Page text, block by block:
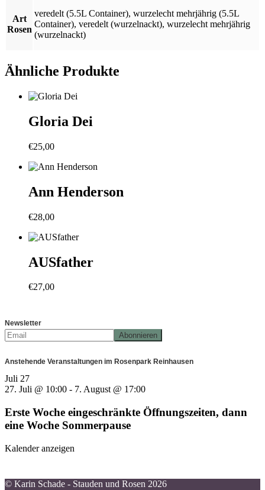
Art
Rosen
veredelt (5.5L Container), wurzelecht mehrjährig (5.5L
Container), veredelt (wurzelnackt), wurzelecht mehrjährig
(wurzelnackt)
Ähnliche Produkte
Gloria Dei
€25,00
Ann Henderson
€28,00
AUSfather
€27,00
Newsletter
Anstehende Veranstaltungen im Rosenpark Reinhausen
Juli 27
27. Juli @ 10:00 - 7. August @ 17:00
Erste Woche eingeschränkte Öffnungszeiten, dann
eine Woche Sommerpause
Kalender anzeigen
© Karin Schade - Stauden und Rosen 2026